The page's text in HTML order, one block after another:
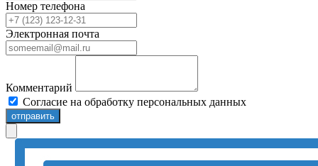
Номер телефона
Электронная почта
Комментарий
Согласие на обработку персональных данных
отправить